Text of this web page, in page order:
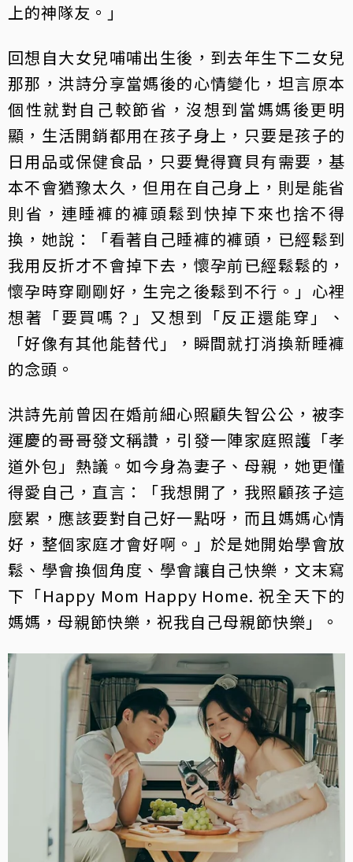
上的神隊友。」
回想自大女兒哺哺出生後，到去年生下二女兒
那那，洪詩分享當媽後的心情變化，坦言原本
個性就對自己較節省，沒想到當媽媽後更明
顯，生活開銷都用在孩子身上，只要是孩子的
日用品或保健食品，只要覺得寶貝有需要，基
本不會猶豫太久，但用在自己身上，則是能省
則省，連睡褲的褲頭鬆到快掉下來也捨不得
換，她說：「看著自己睡褲的褲頭，已經鬆到
我用反折才不會掉下去，懷孕前已經鬆鬆的，
懷孕時穿剛剛好，生完之後鬆到不行。」心裡
想著「要買嗎？」又想到「反正還能穿」、
「好像有其他能替代」，瞬間就打消換新睡褲
的念頭。
洪詩先前曾因在婚前細心照顧失智公公，被李
運慶的哥哥發文稱讚，引發一陣家庭照護「孝
道外包」熱議。如今身為妻子、母親，她更懂
得愛自己，直言：「我想開了，我照顧孩子這
麼累，應該要對自己好一點呀，而且媽媽心情
好，整個家庭才會好啊。」於是她開始學會放
鬆、學會換個角度、學會讓自己快樂，文末寫
下「Happy Mom Happy Home. 祝全天下的
媽媽，母親節快樂，祝我自己母親節快樂」。